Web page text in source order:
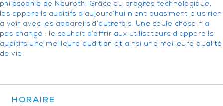
philosophie de Neuroth. Grâce au progrès technologique,
les appareils auditifs d’aujourd’hui n’ont quasiment plus rien
à voir avec les appareils d’autrefois. Une seule chose n’a
pas changé : le souhait d’offrir aux utilisateurs d’appareils
auditifs une meilleure audition et ainsi une meilleure qualité
de vie.
HORAIRE